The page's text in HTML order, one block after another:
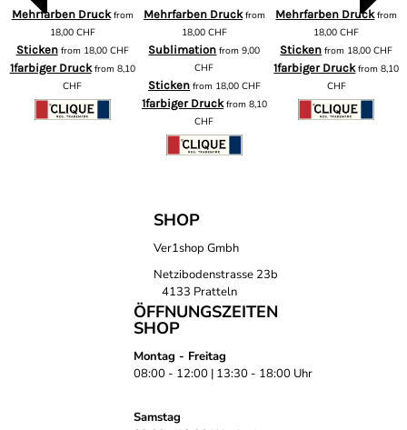
Mehrfarben Druckfrom
18,00 CHF
Stickenfrom 18,00 CHF
1farbiger Druckfrom 8,10
CHF
Mehrfarben Druckfrom
18,00 CHF
Sublimation from9,00
CHF
Stickenfrom 18,00 CHF
1farbiger Druckfrom 8,10
CHF
Mehrfarben Druckfrom
18,00CHF
Sticken from 18,00CHF
1farbiger Druckfrom8,10
CHF
SHOP
Ver1shop Gmbh
Netzibodenstrasse 23b
4133 Pratteln
ÖFFNUNGSZEITEN
SHOP
Montag - Freitag
08:00 - 12:00 | 13:30 - 18:00 Uhr
Samstag